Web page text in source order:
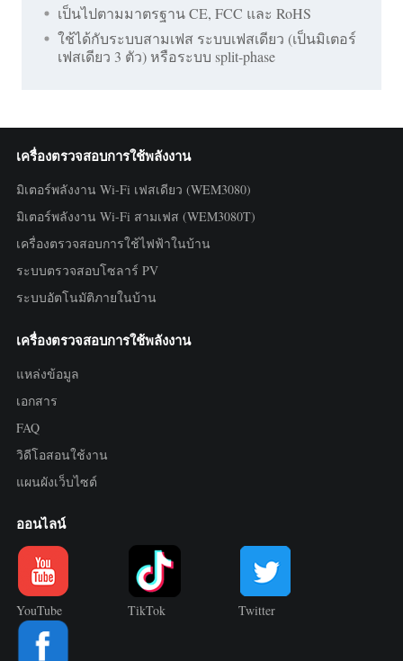
เป็นไปตามมาตรฐาน CE, FCC และ RoHS
ใช้ได้กับระบบสามเฟส ระบบเฟสเดียว (เป็นมิเตอร์
เฟสเดียว 3 ตัว) หรือระบบ split-phase
เครื่องตรวจสอบการใช้พลังงาน
มิเตอร์พลังงาน Wi-Fi เฟสเดียว (WEM3080)
มิเตอร์พลังงาน Wi-Fi สามเฟส (WEM3080T)
เครื่องตรวจสอบการใช้ไฟฟ้าในบ้าน
ระบบตรวจสอบโซลาร์ PV
ระบบอัตโนมัติภายในบ้าน
เครื่องตรวจสอบการใช้พลังงาน
แหล่งข้อมูล
เอกสาร
FAQ
วิดีโอสอนใช้งาน
แผนผังเว็บไซต์
ออนไลน์
YouTube TikTok Twitter